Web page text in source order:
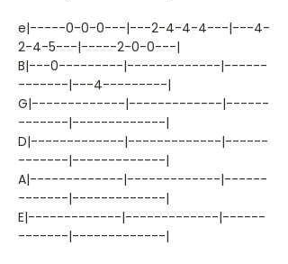
e|-----0-0-0---|---2-4-4-4---|---4-
2-4-5---|-----2-0-0---|
B|---0---------|-------------|------
-------|---4---------|
G|-------------|-------------|------
-------|-------------|
D|-------------|-------------|------
-------|-------------|
A|-------------|-------------|------
-------|-------------|
E|-------------|-------------|------
-------|-------------|